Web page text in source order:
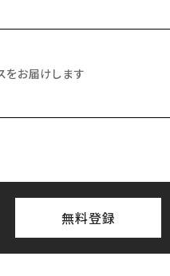
をお届けします
無料登録